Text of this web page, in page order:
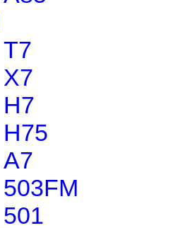
T7
X7
H7
H75
A7
503FM
501